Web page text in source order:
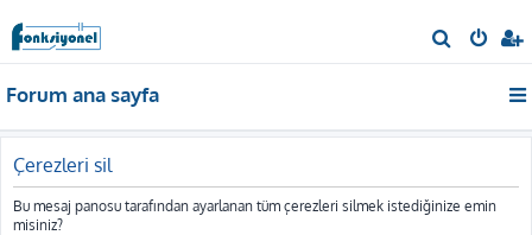
r
Forum ana sayfa
Çerezleri sil
Bu mesaj panosu tarafından ayarlanan tüm çerezleri silmek istediğinize emin
misiniz?